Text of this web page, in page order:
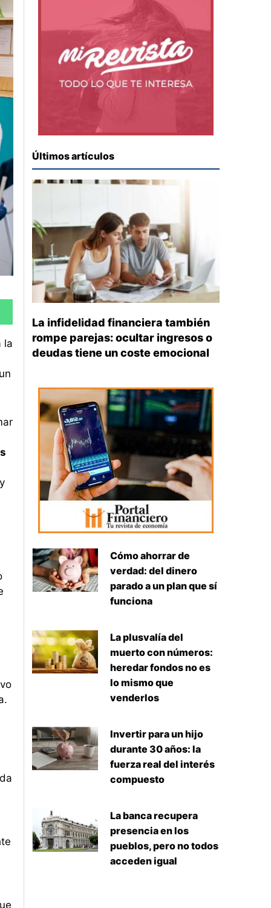
la
Últimos artículos
La infidelidad financiera también
rompe parejas: ocultar ingresos o
deudas tiene un coste emocional
Cómo ahorrar de
verdad: del dinero
parado a un plan que sí
funciona
La plusvalía del
muerto con números:
heredar fondos no es
lo mismo que
venderlos
Invertir para un hijo
durante 30 años: la
fuerza real del interés
compuesto
La banca recupera
presencia en los
pueblos, pero no todos
acceden igual